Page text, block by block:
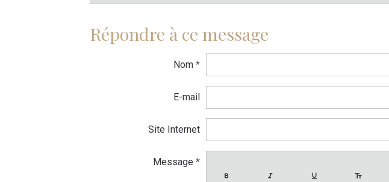
Répondre à ce message
Nom
E-mail
Site Internet
Message